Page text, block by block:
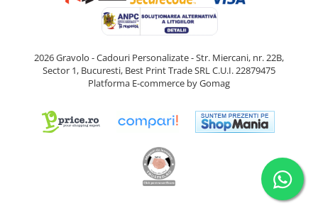
2026 Gravolo - Cadouri Personalizate - Str. Miercani, nr. 22B,
Sector 1, Bucuresti, Best Print Trade SRL C.U.I. 22879475
Platforma E-commerce by Gomag